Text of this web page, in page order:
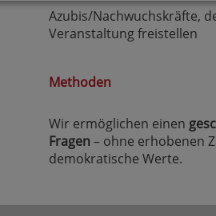
Azubis/Nachwuchskräfte,
Veranstaltung freistellen
Methoden
Wir ermöglichen einen
Fragen – ohne erhobenen
demokratische Werte.